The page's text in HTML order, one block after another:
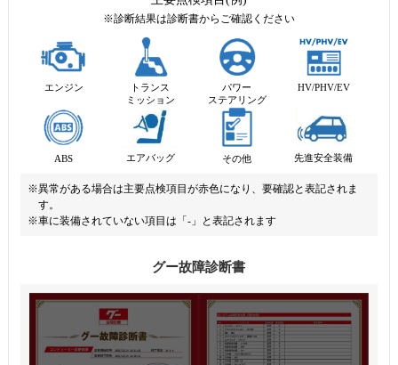
※診断結果は診断書からご確認ください
エンジン
トランス
ミッション
パワー
ステアリング
HV/PHV/EV
ABS エアバッグ その他 先進安全装備
※異常がある場合は主要点検項目が赤色になり、要確認と表記されま
す。
※車に装備されていない項目は「-」と表記されます
グー故障診断書